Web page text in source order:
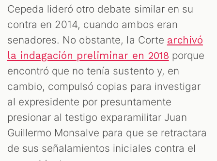
Cepeda lideró otro debate similar en su
contra en 2014, cuando ambos eran
senadores. No obstante, la Corte archivó
la indagación preliminar en 2018 porque
encontró que no tenía sustento y, en
cambio, compulsó copias para investigar
al expresidente por presuntamente
presionar al testigo exparamilitar Juan
Guillermo Monsalve para que se retractara
de sus señalamientos iniciales contra el